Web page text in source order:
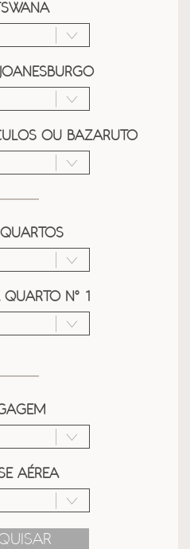
OU BAZARUTO
QUARTO Nº 1
AÉREA